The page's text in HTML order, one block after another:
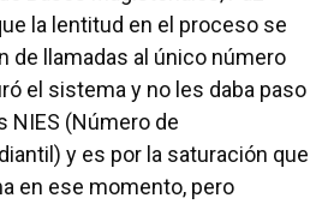
la lentitud en el proceso se
de llamadas al único número
el sistema y no les daba paso
NIES (Número de
y es por la saturación que
en ese momento, pero